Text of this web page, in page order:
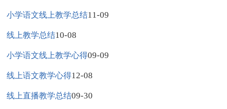
小学语文线上教学总结11-09
线上教学总结10-08
小学语文线上教学心得09-09
线上语文教学心得12-08
线上直播教学总结09-30